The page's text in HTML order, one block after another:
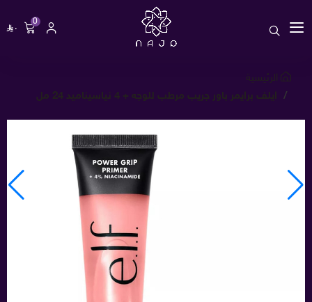
0
٠
الرئيسية
ايلف برايمر باور جريب مرطب للوجه + 4 نياسيناميد 24 مل